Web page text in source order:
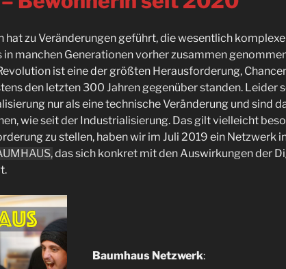
zu Veränderungen geführt, die wesentlich
manchen Generationen vorher zusammen
ist eine der größten Herausforderung,
den letzten 300 Jahren gegenüber standen. Leider
nur als eine technische Veränderung und sind
wie seit der Industrialisierung. Das gilt vielleicht
zu stellen, haben wir im Juli 2019 ein Netzwerk
das sich konkret mit den Auswirkungen der
Baumhaus Netzwerk: